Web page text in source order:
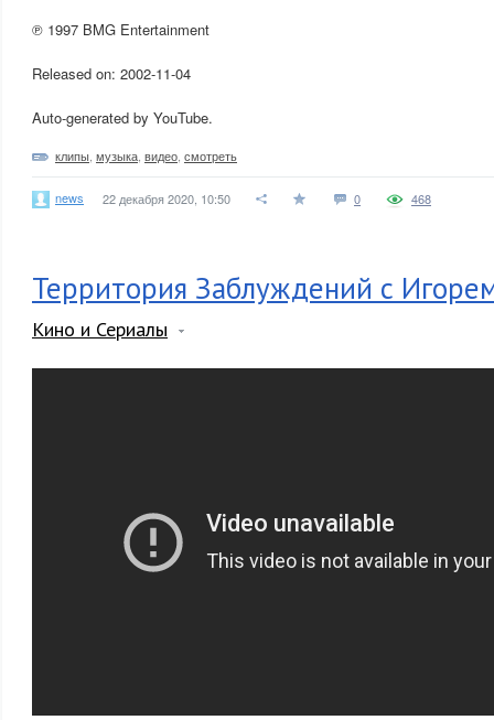
℗ 1997 BMG Entertainment
Released on: 2002-11-04
Auto-generated by YouTube.
клипы музыка видео смотреть
news 22 декабря 2020, 10:50 0 468
Территория Заблуждений с
Кино и Сериалы